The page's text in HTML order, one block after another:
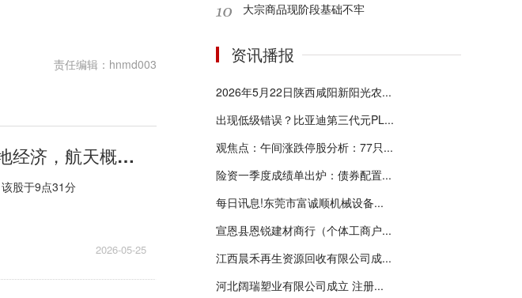
责任编辑：hnmd003
5月25日中信重工涨停：煤矿安全，深地经济，航天概念热股 百事通
股于9点31分
2026-05-25
大宗商品现阶段基础不牢
资讯播报
2026年5月22日陕西咸阳新阳光农...
出现低级错误？比亚迪第三代元PL...
观焦点：午间涨跌停股分析：77只...
险资一季度成绩单出炉：债券配置...
每日讯息!东莞市富诚顺机械设备...
宣恩县恩锐建材商行（个体工商户...
江西晨禾再生资源回收有限公司成...
河北阔瑞塑业有限公司成立 注册...